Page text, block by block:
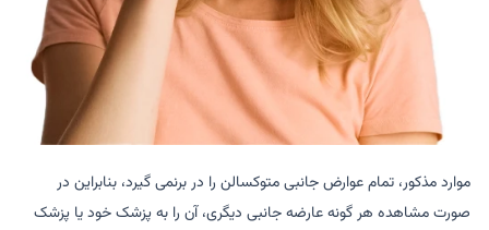
موارد مذکور، تمام عوارض جانبی متوکسالن را در برنمی گیرد، بنابراین در
صورت مشاهده هر گونه عارضه جانبی دیگری، آن را به پزشک خود یا پزشک